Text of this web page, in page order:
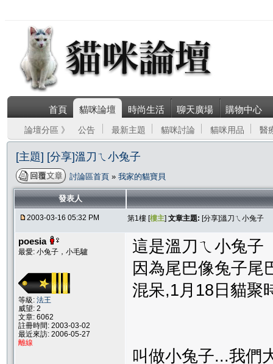
首頁 貓咪論壇 時尚生活 聊天廣場 購物中心
論壇分區 》 公告 最新主題 貓咪討論 貓咪用品 醫
[主題] [分享]溫刀ㄟ小兔子
討論區首頁 » 我家的貓寶貝
發表人
2003-03-16 05:32 PM 第1樓 [樓主] 文章主題: [分享]溫刀ㄟ小兔子
poesia
最愛: 小兔子，小毛驢
等級: 法王
威望: 2
文章: 6062
註冊時間: 2003-03-02
最近來訪: 2006-05-27
離線
這是溫刀ㄟ小兔子
因為尾巴像兔子尾
混呆,1月18日貓聚
叫做小兔子...我們